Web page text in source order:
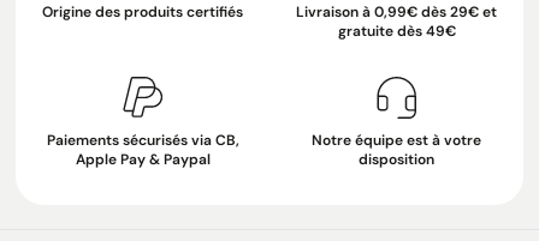
Origine des produits certifiés
Livraison à 0,99€ dès 29€ et
gratuite dès 49€
Paiements sécurisés via CB,
Apple Pay & Paypal
Notre équipe est à votre
disposition